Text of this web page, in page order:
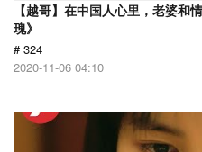
【越哥】在中国人心里，老婆和
瑰》
# 324
2020-11-06 04:10